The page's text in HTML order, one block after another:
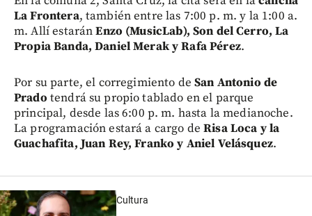
La Frontera, también entre las 7:00 p. m. y la 1:00 a.
m. Allí estaránEnzo (MusicLab), Son del Cerro, La
Propia Banda, Daniel Merak y Rafa Pérez.
Por su parte, el corregimiento deSan Antonio de
Prado tendrá su propio tablado en el parque
principal, desde las 6:00 p. m. hasta la medianoche.
La programación estará a cargo deRisa Loca y la
Guachafita, Juan Rey, Franko y Aniel Velásquez.
Cultura